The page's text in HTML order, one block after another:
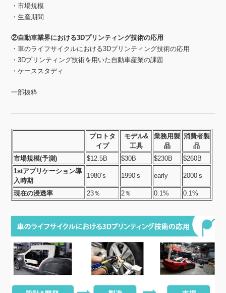
・市場規模
・生産期間
②自動車業界における3Dプリンティング技術の応用
・車のライフサイクルにおける3Dプリンティング技術の応用
・3Dプリンティング技術を用いた自動車産業の課題
・ケーススタディ
一部抜粋
プロトタ
イプ
モデル&
工具
業務用製
品
消費者製
品
市場規模(予測)
$12.5B $30B $230B
$260B
1stアプリケーション導
入時期
1980’s 1990’s early 2000’s
現在の浸透率 23％ 2％ 0.1% 0.1%